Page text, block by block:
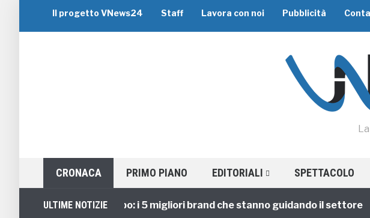
Il progetto VNews24 Staff Lavora con noi Pubblicità
CRONACA PRIMO PIANO EDITORIALI SPETTACOLO
ULTIME NOTIZIE
Viaggi di Gruppo: i 5 migliori brand che stanno guidando il settore